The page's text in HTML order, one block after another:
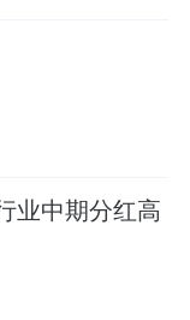
业中期分红高